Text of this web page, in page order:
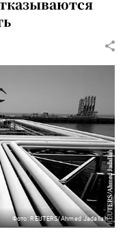
Фото: REUTERS/Ahmed Jadallah